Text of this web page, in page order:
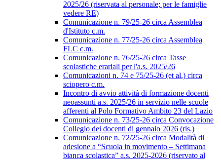
2025/26 (riservata al personale; per le famiglie
vedere RE)
Comunicazione n. 79/25-26 circa Assemblea
d'Istituto c.m.
Comunicazione n. 77/25-26 circa Assemblea
FLC c.m.
Comunicazione n. 76/25-26 circa Tasse
scolastiche erariali per l'a.s. 2025/26
Comunicazioni n. 74 e 75/25-26 (et al.) circa
sciopero c.m.
Incontro di avvio attività di formazione docenti
neoassunti a.s. 2025/26 in servizio nelle scuole
afferenti al Polo Formativo Ambito 23 del Lazio
Comunicazione n. 73/25-26 circa Convocazione
Collegio dei docenti di gennaio 2026 (ris.)
Comunicazione n. 72/25-26 circa Modalità di
adesione a “Scuola in movimento – Settimana
bianca scolastica” a.s. 2025-2026 (riservato al